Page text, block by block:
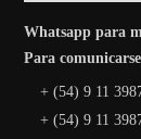
Whatsapp para
Para
+ (54) 9 11
+ (54) 9 11